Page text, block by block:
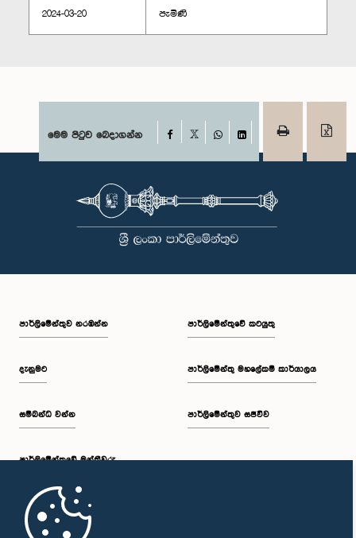
2024-03-20 පැමිණි
මෙම පිටුව බෙදාගන්න Facebook
WhatsAppLinkedIn
පාර්ලි‌මේන්තුව නරඹන්න
දැනුමට
සම්බන්ධ වන්න
පාර්ලි‌මේන්තුවේ මන්ත්‍රීවරු
මුල් පිටුව
පාර්ලිමේන්තුවේ කටයුතු
පාර්ලිමේන්තු මහලේකම් කාර්යාලය
පාර්ලිමේන්තුව සජීවීව